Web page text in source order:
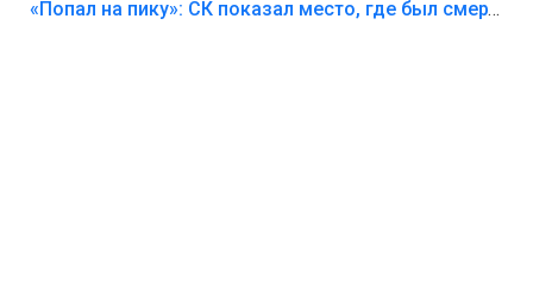
Лезть через такой забор,верх безумия,есть же
«Попал на пику»: СК показал место, где был смертельно травмирован ребенок в Тольятти